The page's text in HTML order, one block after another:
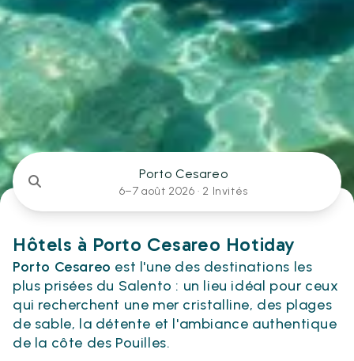
Porto Cesareo
6–7 août 2026 · 2 Invités
Hôtels à Porto Cesareo Hotiday
Porto Cesareo est l'une des destinations les
plus prisées du Salento : un lieu idéal pour ceux
qui recherchent une mer cristalline, des plages
de sable, la détente et l'ambiance authentique
de la côte des Pouilles.